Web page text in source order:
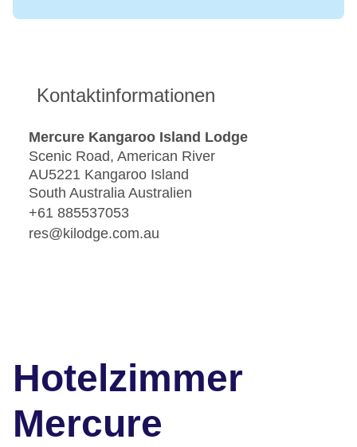
Kontaktinformationen
Mercure Kangaroo Island Lodge
Scenic Road, American River
AU5221 Kangaroo Island
South Australia Australien
+61 885537053
res@kilodge.com.au
Hotelzimmer
Mercure